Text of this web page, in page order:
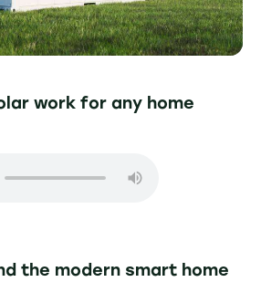
work for any home
the modern smart home